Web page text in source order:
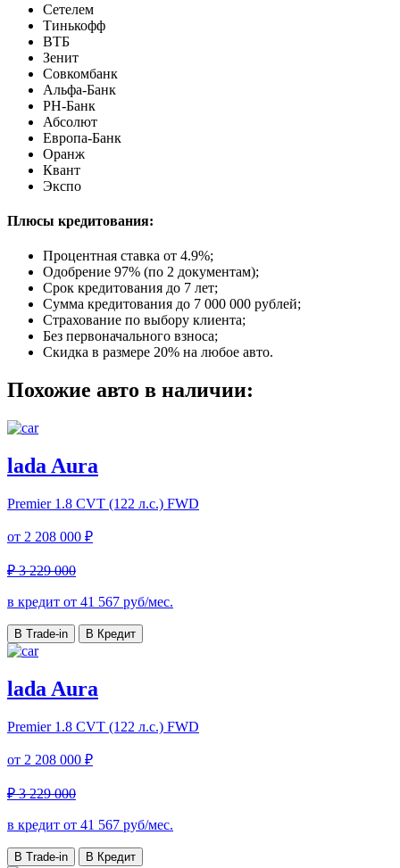
Сетелем
Тинькофф
ВТБ
Зенит
Совкомбанк
Альфа-Банк
РН-Банк
Абсолют
Европа-Банк
Оранж
Квант
Экспо
Плюсы кредитования:
Процентная ставка от 4.9%;
Одобрение 97% (по 2 документам);
Срок кредитования до 7 лет;
Сумма кредитования до 7 000 000 рублей;
Страхование по выбору клиента;
Без первоначального взноса;
Скидка в размере 20% на любое авто.
Похожие авто в наличии:
lada Aura
Premier 1.8 CVT (122 л.с.) FWD
от 2 208 000 ₽
₽ 3 229 000
в кредит от 41 567 руб/мес.
В Trade-in В Кредит
lada Aura
Premier 1.8 CVT (122 л.с.) FWD
от 2 208 000 ₽
₽ 3 229 000
в кредит от 41 567 руб/мес.
В Trade-in В Кредит